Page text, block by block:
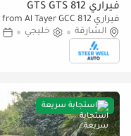
فيراري 812 GTS GTS
فيراري 812 GTS GTS 812 / 2021 / Warranty + Service from Al Tayer GCC
الشارقة
خليجي
استجابة سريعة